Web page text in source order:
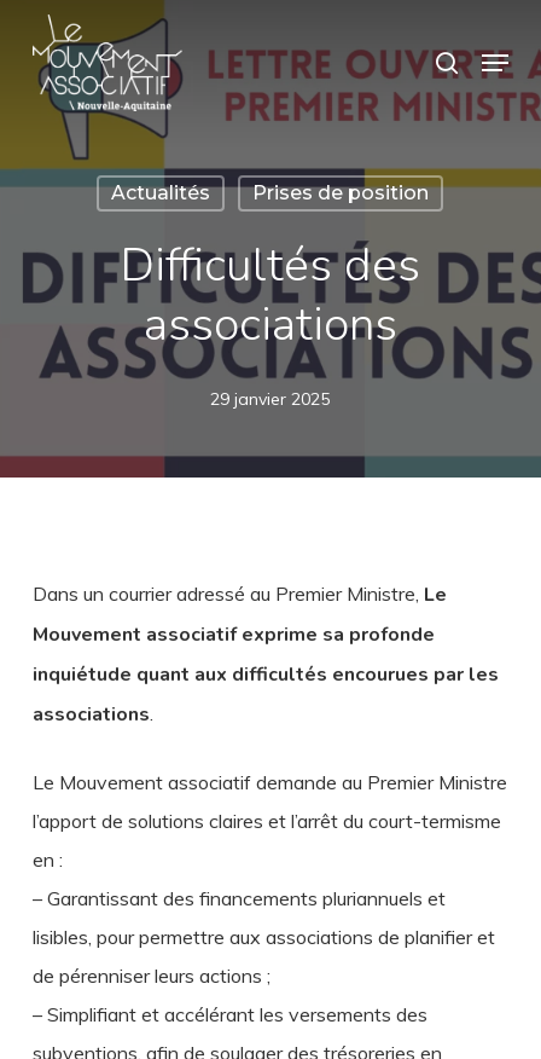
content
search
Menu
Actualités Prises de position
Difficultés des
associations
29 janvier 2025
Dans un courrier adressé au Premier Ministre, Le
Mouvement associatif exprime sa profonde
inquiétude quant aux difficultés encourues par les
associations.
Le Mouvement associatif demande au Premier Ministre
l’apport de solutions claires et l’arrêt du court-termisme
en :
– Garantissant des financements pluriannuels et
lisibles, pour permettre aux associations de planifier et
de pérenniser leurs actions ;
– Simplifiant et accélérant les versements des
subventions, afin de soulager des trésoreries en
Close
Menu
Panneau de gestion des cookies